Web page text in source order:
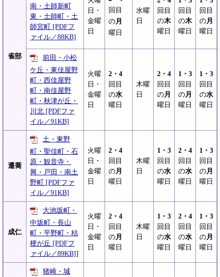
雀部
南・土師新町
東・土師町・土
師宮町 [PDFフ
ァイル／88KB]
日・
金曜
日
回目
の月
曜日
水曜
日
回目
の木
曜日
回目
の木
曜日
回目
の月
曜日
前田・小松
ケ丘・東佳屋野
町・西佳屋野
町・南佳屋野
町・秋津が丘・
川北 [PDFファ
イル／91KB]
火曜
日・
金曜
日
2・4
回目
の水
曜日
木曜
日
2・4
回目
の月
曜日
1・3
回目
の月
曜日
1・3
回目
の水
曜日
遷喬
土・東野
町・聖佳町・石
原・観音寺・
興・戸田・南土
野町 [PDFファ
イル／91KB]
火曜
日・
金曜
日
2・4
回目
の月
曜日
木曜
日
1・3
回目
の水
曜日
2・4
回目
の水
曜日
1・3
回目
の月
曜日
成仁
大池坂町・
中坂町・長山
町・平野町・桔
梗が丘 [PDFフ
ァイル／89KB]]
火曜
日・
金曜
日
2・4
回目
の月
曜日
木曜
日
1・3
回目
の水
曜日
2・4
回目
の水
曜日
1・3
回目
の月
曜日
猪崎・城